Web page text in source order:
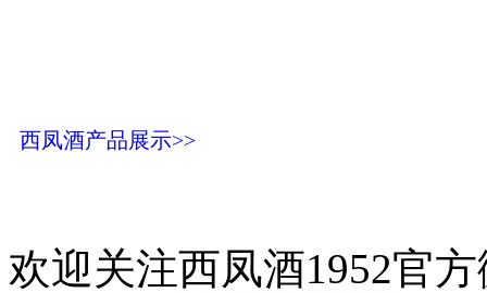
西凤酒产品展示>>
欢迎关注西凤酒1952官